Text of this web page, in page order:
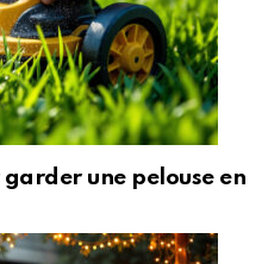
garder une pelouse en